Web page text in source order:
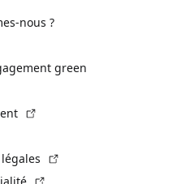
nous ?
green